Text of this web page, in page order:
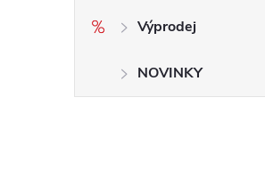
Výprodej
NOVINKY